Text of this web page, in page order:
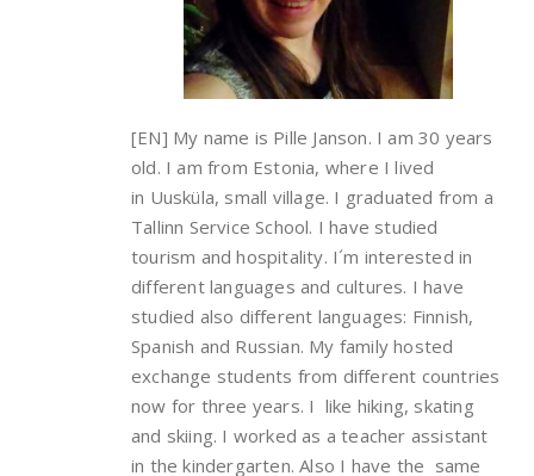
[EN] My name is Pille Janson. I am 30 years
old. I am from Estonia, where I lived
in Uusküla, small village. I graduated from a
Tallinn Service School. I have studied
tourism and hospitality. I´m interested in
different languages and cultures. I have
studied also different languages: Finnish,
Spanish and Russian. My family hosted
exchange students from different countries
now for three years. I like hiking, skating
and skiing. I worked as a teacher assistant
in the kindergarten. Also I have the same